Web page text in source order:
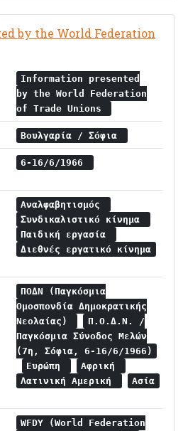
by the World Federation
Information presented
by the World Federation
of Trade Unions
Βουλγαρία / Σόφια
6-16/6/1966
Αναλφαβητισμός
Συνδικαλιστικό κίνημα
Παιδική εργασία
Διεθνές εργατικό κίνημα
ΠΟΔΝ (Παγκόσμια
Ομοσπονδία Δημοκρατικής
Νεολαίας)
Π.Ο.Δ.Ν. /
Παγκόσμια Σύνοδος Μελών
(7η, Σόφια, 6-16/6/1966)
Ευρώπη
Αφρική
Λατινική Αμερική
Ασία
WFDY (World Federation